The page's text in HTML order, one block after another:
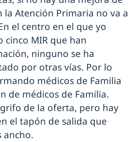
la Atención Primaria no va a
el centro en el que yo
cinco MIR que han
ninguno se ha
por otras vías. Por lo
médicos de Familia
de médicos de Familia.
de la oferta, pero hay
el tapón de salida que
ancho.